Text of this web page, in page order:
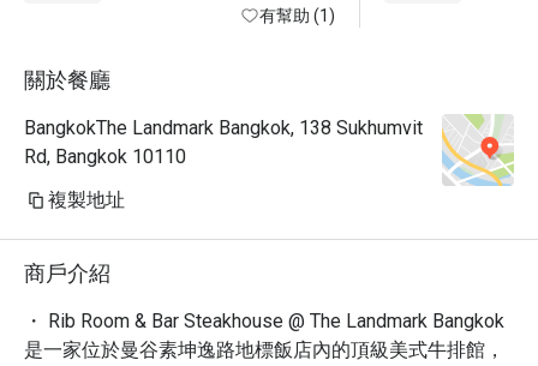
有幫助 (1)
關於餐廳
BangkokThe Landmark Bangkok, 138 Sukhumvit
Rd, Bangkok 10110
複製地址
商戶介紹
・ Rib Room & Bar Steakhouse @ The Landmark Bangkok
是一家位於曼谷素坤逸路地標飯店內的頂級美式牛排館，